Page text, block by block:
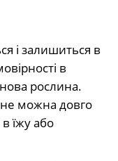
і залишиться в
в
рослина.
можна довго
їжу або